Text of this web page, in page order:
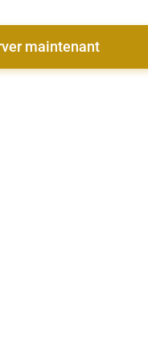
maintenant